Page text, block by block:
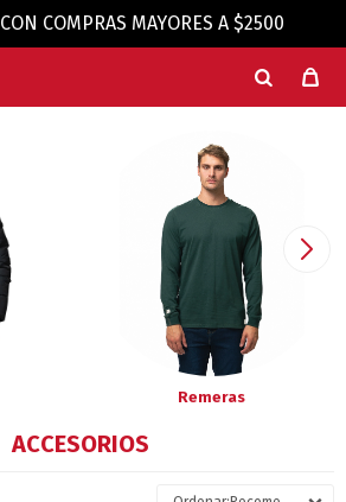
CON COMPRAS MAYORES A $2500
Remeras
ACCESORIOS